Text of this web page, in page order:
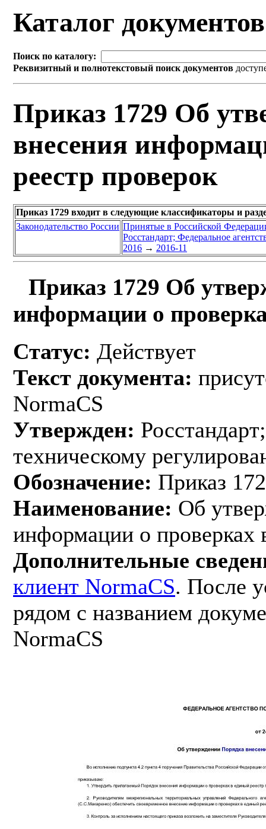
Каталог
Поиск по каталогу:
Реквизитный и полнотекстовый поиск документов
Приказ 1729 Об
внесения
реестр проверок
Приказ 1729 входит в следующие классификаторы и
Законодательство России Принятые в Российской
Росстандарт; Федеральное
2016 → 2016-11
Приказ 1729 Об
информации о
Статус: Действует
Текст документа:
NormaCS
Утвержден:
техническому
Обозначение: Приказ
Наименование: Об
информации о проверках
Дополнительные
клиент NormaCS. После
рядом с названием
NormaCS